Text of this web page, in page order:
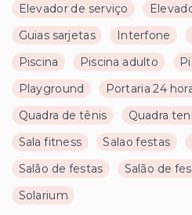
Elevador de serviço
Guias sarjetas
Interfone
Piscina
Piscina adulto
Playground
Portaria 24
Quadra de tênis
Quadra
Sala fitness
Salao festas
Salão de festas
Salão de
Solarium